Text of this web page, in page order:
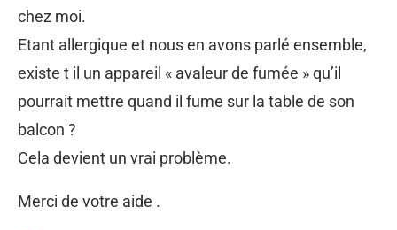
chez moi.
Etant allergique et nous en avons parlé ensemble,
existe t il un appareil « avaleur de fumée » qu’il
pourrait mettre quand il fume sur la table de son
balcon ?
Cela devient un vrai problème.
Merci de votre aide .